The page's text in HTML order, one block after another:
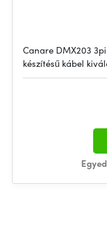
Canare DMX203
készítésű kábel